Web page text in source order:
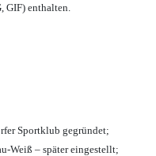
GIF) enthalten.
Sportklub gegründet;
Weiß – später eingestellt;